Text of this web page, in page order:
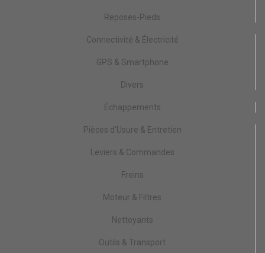
Reposes-Pieds
Connectivité & Électricité
GPS & Smartphone
Divers
Échappements
Pièces d'Usure & Entretien
Leviers & Commandes
Freins
Moteur & Filtres
Nettoyants
Outils & Transport